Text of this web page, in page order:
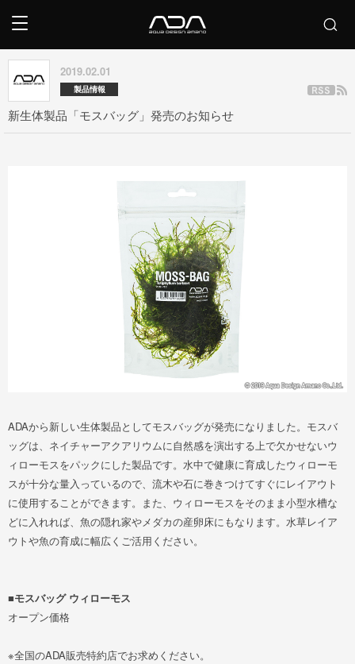
2019.02.01
製品情報
新生体製品「モスバッグ」発売のお知らせ
ADAから新しい生体製品としてモスバッグが発売になりました。モスバ
ッグは、ネイチャーアクアリウムに自然感を演出する上で欠かせないウ
ィローモスをパックにした製品です。水中で健康に育成したウィローモ
スが十分な量入っているので、流木や石に巻きつけてすぐにレイアウト
に使用することができます。また、ウィローモスをそのまま小型水槽な
どに入れれば、魚の隠れ家やメダカの産卵床にもなります。水草レイア
ウトや魚の育成に幅広くご活用ください。
■モスバッグ ウィローモス
オープン価格
※全国のADA販売特約店でお求めください。